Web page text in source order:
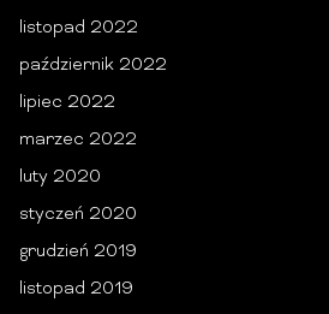
listopad 2022
październik 2022
lipiec 2022
marzec 2022
luty 2020
styczeń 2020
grudzień 2019
listopad 2019